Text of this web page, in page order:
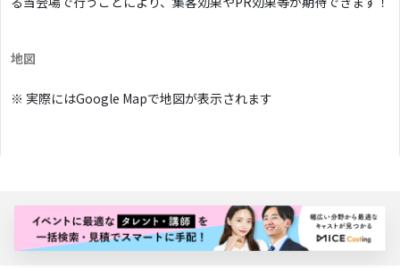
地図
※ 実際にはGoogle Mapで地図が表示されます